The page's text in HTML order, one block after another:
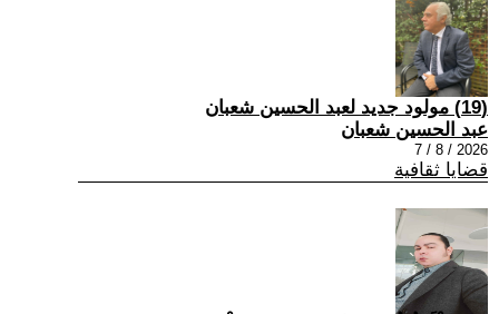
(19) مولود جديد لعبد الحسين شعبان
عبد الحسين شعبان
2026 / 8 / 7
قضايا ثقافية